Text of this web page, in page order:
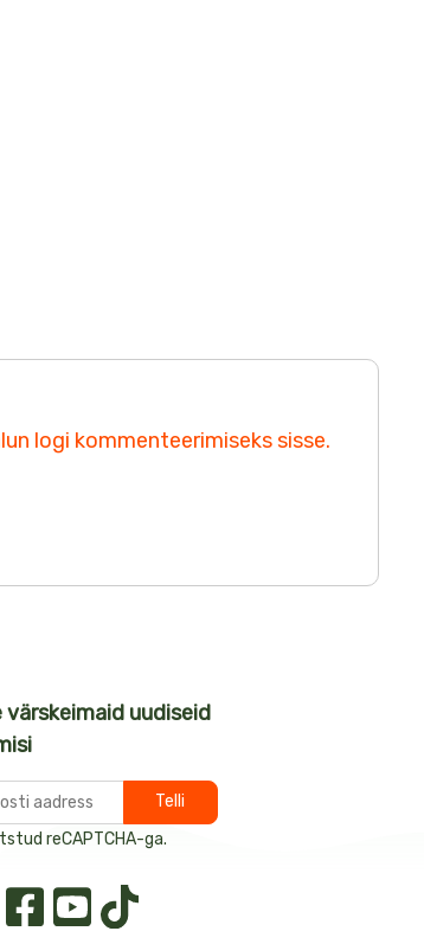
logi kommenteerimiseks sisse.
värskeimaid uudiseid
reCAPTCHA-ga.